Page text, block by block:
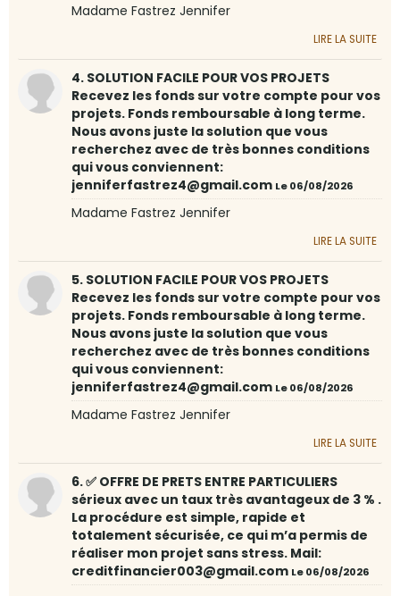
Madame Fastrez Jennifer
LIRE LA SUITE
4. SOLUTION FACILE POUR VOS PROJETS
Recevez les fonds sur votre compte pour vos
projets. Fonds remboursable à long terme.
Nous avons juste la solution que vous
recherchez avec de très bonnes conditions
qui vous conviennent:
jenniferfastrez4@gmail.com Le 06/08/2026
Madame Fastrez Jennifer
LIRE LA SUITE
5. SOLUTION FACILE POUR VOS PROJETS
Recevez les fonds sur votre compte pour vos
projets. Fonds remboursable à long terme.
Nous avons juste la solution que vous
recherchez avec de très bonnes conditions
qui vous conviennent:
jenniferfastrez4@gmail.com Le 06/08/2026
Madame Fastrez Jennifer
LIRE LA SUITE
6. ✅ OFFRE DE PRETS ENTRE PARTICULIERS
sérieux avec un taux très avantageux de 3 % .
La procédure est simple, rapide et
totalement sécurisée, ce qui m’a permis de
réaliser mon projet sans stress. Mail:
creditfinancier003@gmail.com Le 06/08/2026